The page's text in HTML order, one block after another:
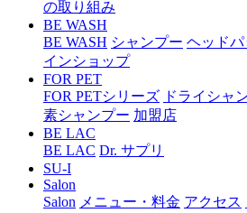
の取り組み
BE WASH
BE WASH シャンプー ヘッドパ
インショップ
FOR PET
FOR PETシリーズ ドライシャ
素シャンプー 加盟店
BE LAC
BE LAC Dr. サプリ
SU-I
Salon
Salon メニュー・料金 アクセス